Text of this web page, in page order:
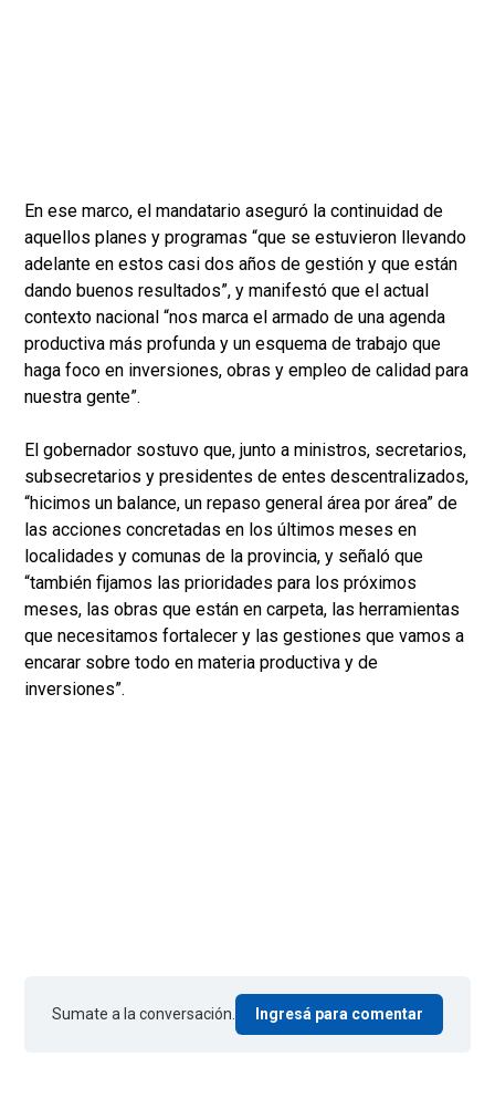
En ese marco, el mandatario aseguró la continuidad de
aquellos planes y programas “que se estuvieron llevando
adelante en estos casi dos años de gestión y que están
dando buenos resultados”, y manifestó que el actual
contexto nacional “nos marca el armado de una agenda
productiva más profunda y un esquema de trabajo que
haga foco en inversiones, obras y empleo de calidad para
nuestra gente”.
El gobernador sostuvo que, junto a ministros, secretarios,
subsecretarios y presidentes de entes descentralizados,
“hicimos un balance, un repaso general área por área” de
las acciones concretadas en los últimos meses en
localidades y comunas de la provincia, y señaló que
“también fijamos las prioridades para los próximos
meses, las obras que están en carpeta, las herramientas
que necesitamos fortalecer y las gestiones que vamos a
encarar sobre todo en materia productiva y de
inversiones”.
Sumate a la conversación. Ingresá para comentar